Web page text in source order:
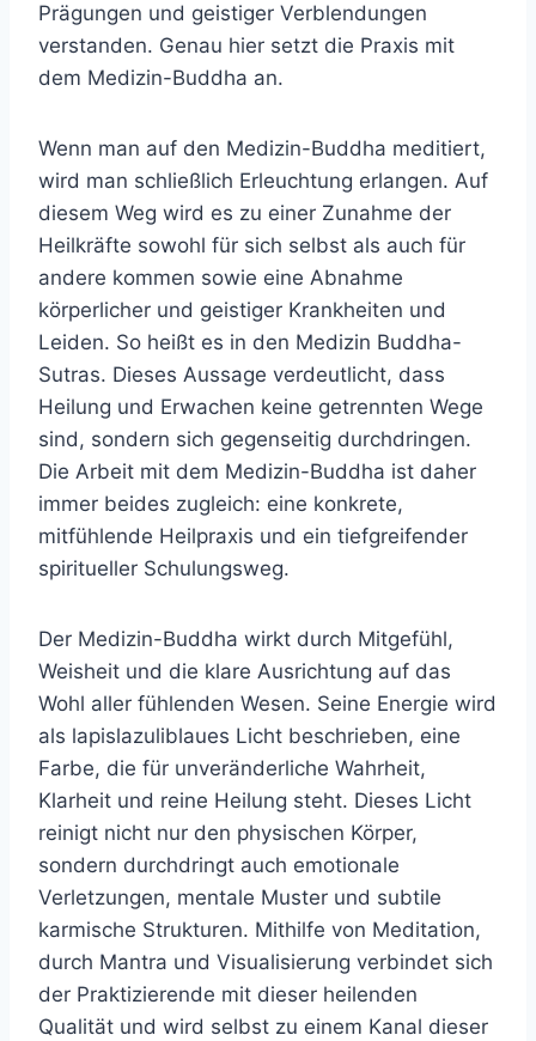
Prägungen und geistiger Verblendungen
verstanden. Genau hier setzt die Praxis mit
dem Medizin-Buddha an.
Wenn man auf den Medizin-Buddha meditiert,
wird man schließlich Erleuchtung erlangen. Auf
diesem Weg wird es zu einer Zunahme der
Heilkräfte sowohl für sich selbst als auch für
andere kommen sowie eine Abnahme
körperlicher und geistiger Krankheiten und
Leiden. So heißt es in den Medizin Buddha-
Sutras. Dieses Aussage verdeutlicht, dass
Heilung und Erwachen keine getrennten Wege
sind, sondern sich gegenseitig durchdringen.
Die Arbeit mit dem Medizin-Buddha ist daher
immer beides zugleich: eine konkrete,
mitfühlende Heilpraxis und ein tiefgreifender
spiritueller Schulungsweg.
Der Medizin-Buddha wirkt durch Mitgefühl,
Weisheit und die klare Ausrichtung auf das
Wohl aller fühlenden Wesen. Seine Energie wird
als lapislazuliblaues Licht beschrieben, eine
Farbe, die für unveränderliche Wahrheit,
Klarheit und reine Heilung steht. Dieses Licht
reinigt nicht nur den physischen Körper,
sondern durchdringt auch emotionale
Verletzungen, mentale Muster und subtile
karmische Strukturen. Mithilfe von Meditation,
durch Mantra und Visualisierung verbindet sich
der Praktizierende mit dieser heilenden
Qualität und wird selbst zu einem Kanal dieser